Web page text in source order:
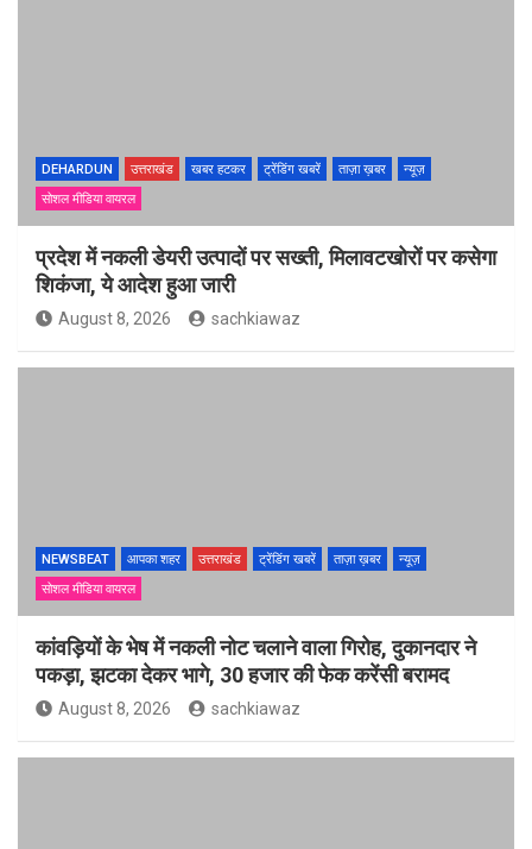
DEHARDUN उत्तराखंड खबर हटकर ट्रेंडिंग खबरें ताज़ा ख़बर
न्यूज़
सोशल मीडिया वायरल
प्रदेश में नकली डेयरी उत्पादों पर सख्ती, मिलावटखोरों पर कसेगा
शिकंजा, ये आदेश हुआ जारी
August 8, 2026 sachkiawaz
NEWSBEAT आपका शहर उत्तराखंड ट्रेंडिंग खबरें ताज़ा ख़बर
न्यूज़
सोशल मीडिया वायरल
कांवड़ियों के भेष में नकली नोट चलाने वाला गिरोह, दुकानदार ने
पकड़ा, झटका देकर भागे, 30 हजार की फेक करेंसी बरामद
August 8, 2026 sachkiawaz